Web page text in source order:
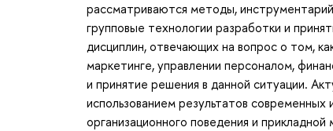
рассматриваются методы,
групповые технологии разработки и
дисциплин, отвечающих на вопрос о том,
маркетинге, управлении персоналом,
и принятие решения в данной ситуации.
использованием результатов
организационного поведения и